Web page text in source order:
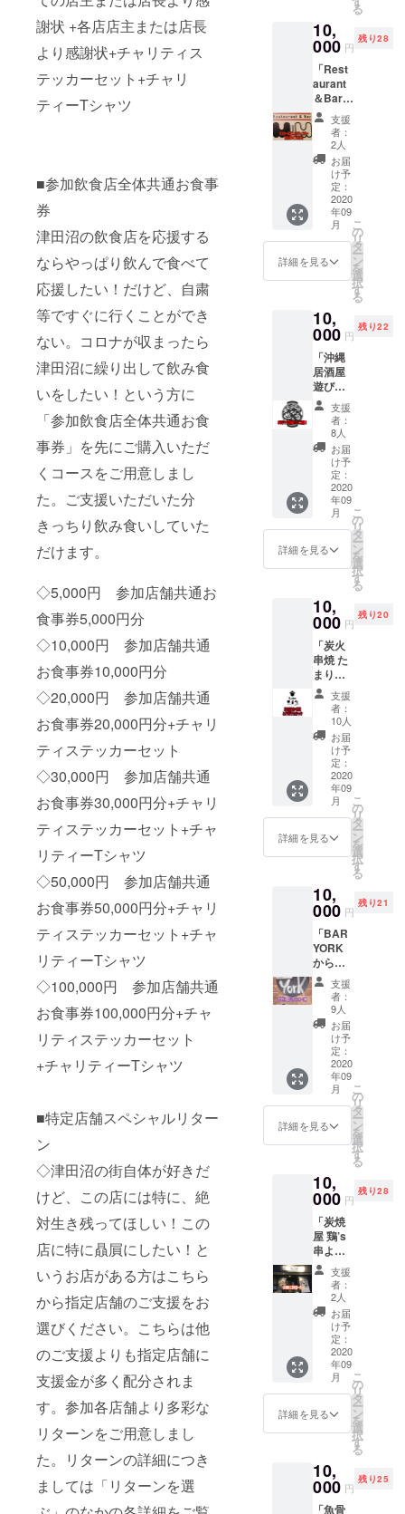
謝状 +各店店主または店長
より感謝状+チャリティス
テッカーセット+チャリ
ティーTシャツ
■参加飲食店全体共通お食事
券
津田沼の飲食店を応援する
ならやっぱり飲んで食べて
応援したい！だけど、自粛
等ですぐに行くことができ
ない。コロナが収まったら
津田沼に繰り出して飲み食
いをしたい！という方に
「参加飲食店全体共通お食
事券」を先にご購入いただ
くコースをご用意しまし
た。ご支援いただいた分
きっちり飲み食いしていた
だけます。
◇5,000円 参加店舗共通お
食事券5,000円分
◇10,000円 参加店舗共通
お食事券10,000円分
◇20,000円 参加店舗共通
お食事券20,000円分+チャリ
ティステッカーセット
◇30,000円 参加店舗共通
お食事券30,000円分+チャリ
ティステッカーセット+チャ
リティーTシャツ
◇50,000円 参加店舗共通
お食事券50,000円分+チャリ
ティステッカーセット+チャ
リティーTシャツ
◇100,000円 参加店舗共通
お食事券100,000円分+チャ
リティステッカーセット
+チャリティーTシャツ
■特定店舗スペシャルリター
ン
◇津田沼の街自体が好きだ
けど、この店には特に、絶
対生き残ってほしい！この
店に特に贔屓にしたい！と
いうお店がある方はこちら
から指定店舗のご支援をお
選びください。こちらは他
のご支援よりも指定店舗に
支援金が多く配分されま
す。参加各店舗より多彩な
リターンをご用意しまし
た。リターンの詳細につき
ましては「リターンを選
頭で現
物と交
換でき
ます。
※お酒は
開栓し
た状態
のもの
を店内
にてご
提供い
たしま
す。 ※
有効期
限は
2020年
12月ま
る
10,
000 円
残り28
「Rest
aurant
＆Bar
MMよ
り」 マ
スター
おスス
メの
ウィス
キーま
たはワ
インボ
トルと
交換で
きるチ
供しま
す。 ※
チケッ
トはご
来店の
際、店
頭で現
物と交
換でき
ます。
※お酒は
開栓し
た状態
のもの
を店内
にてご
提供い
限は
2020年
でとし
ます。
支援
者：
2人
お届
け予
定：
2020
年09
月
詳細を見る
こ
の
リ
タ
ー
ン
を
選
択
す
る
10,
000 円
残り22
「沖縄
居酒屋
遊び庭
より」
遊び庭
オリジ
ナル泡
盛ボト
ル1本を
お受け
取りい
ただけ
るチ
ケット
をご提
チケッ
トはご
来店の
際、店
頭で現
物と交
換でき
ます。
※お酒は
開栓し
た状態
のもの
を店内
にてご
提供い
たしま
す。 ※
12月ま
でとし
支援
者：
8人
お届
け予
定：
2020
年09
月
詳細を見る
こ
の
リ
タ
ー
ン
を
選
択
す
る
10,
000 円
残り20
「炭火
串焼 た
まりよ
り」 炭
火焼鳥
食べ放
題（2名
様ま
で）＆
たまり
オリジ
ナルT
シャツ
をお受
け取り
ケット
をご提
供いた
しま
す。 ※
チケッ
トはご
来店の
際、店
頭で現
物と交
換でき
ます。
※有効期
限は
2021年
12月ま
支援
者：
10人
お届
け予
定：
2020
年09
月
詳細を見る
こ
の
リ
タ
ー
ン
を
選
択
す
る
10,
000 円
残り21
「BAR
YORK
から」
カクテ
ルまた
はウィ
スキー1
杯無料
券を10
枚ご提
供いた
しま
す。 ※
チケッ
トはご
頭で現
物と交
換でき
ます。
※お酒は
店内に
てご提
供いた
しま
す。 ※
有効期
限は
2020年
12月ま
でとし
ます。
支援
者：
9人
お届
け予
定：
2020
年09
月
詳細を見る
こ
の
リ
タ
ー
ン
を
選
択
す
る
10,
000 円
残り28
「炭焼
屋 鶏’s
串よ
り」 お
好きな
日本酒
一升ボ
トルを
キープ
ただけ
るチ
ケット
をご提
供しま
す。 ※
来店の
際、店
頭で現
支援
者：
2人
お届
け予
定：
2020
年09
月
詳細を見る
こ
の
リ
タ
ー
ン
を
選
択
す
る
10,
000 円
残り25
「魚骨